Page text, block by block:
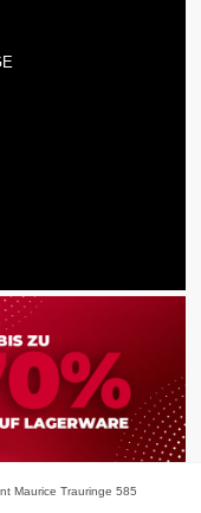
Maurice Trauringe 585